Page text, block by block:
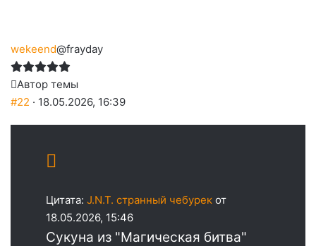
wekeend@frayday
Автор темы
#22 · 18.05.2026, 16:39
Цитата: J.N.T. странный чебурек от
18.05.2026, 15:46
Сукуна из "Магическая битва"